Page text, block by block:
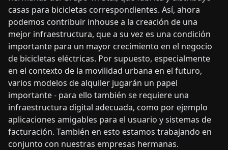
casas para bicicletas correspondientes. Así, ahora
podemos contribuir inhouse a la creación de una
mejor infraestructura, que a su vez es una condición
importante para un mayor crecimiento en el negocio
de bicicletas eléctricas. Por supuesto, especialmente
en el contexto de la movilidad urbana en el futuro,
varios modelos de alquiler jugarán un papel
importante - para ello también se requiere una
infraestructura digital adecuada, como por ejemplo
aplicaciones amigables para el usuario y sistemas de
facturación. También en esto estamos trabajando en
conjunto con nuestras empresas hermanas.